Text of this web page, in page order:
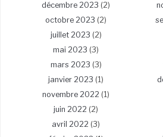
décembre 2023 (2)
octobre 2023 (2)
juillet 2023 (2)
mai 2023 (3)
mars 2023 (3)
janvier 2023 (1)
novembre 2022 (1)
juin 2022 (2)
avril 2022 (3)